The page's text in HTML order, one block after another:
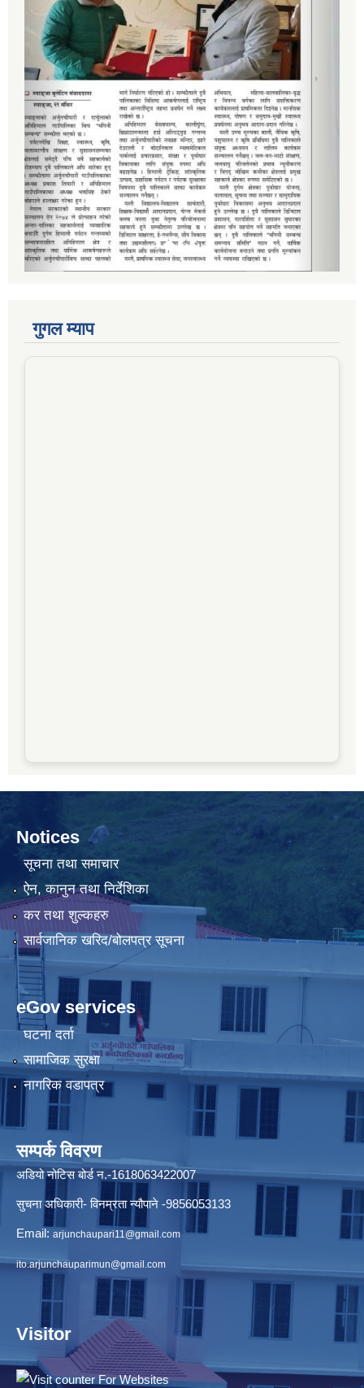
गुगल म्याप
Notices
सूचना तथा समाचार
ऐन, कानुन तथा निर्देशिका
कर तथा शुल्कहरु
सार्वजानिक खरिद/बोलपत्र सूचना
eGov services
घटना दर्ता
सामाजिक सुरक्षा
नागरिक वडापत्र
सम्पर्क विवरण
अडियो नोटिस बोर्ड न.-1618063422007
सुचना अधिकारी- विनम्रता न्यौपाने -9856053133
Email: arjunchaupari11@gmail.com
ito.arjunchauparimun@gmail.com
Visitor